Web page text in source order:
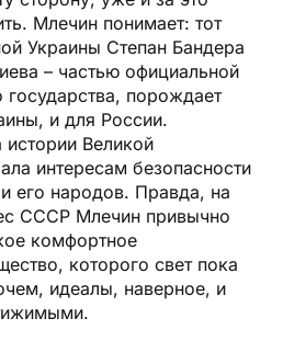
Млечин понимает: тот
Украины Степан Бандера
– частью официальной
государства, порождает
и для России.
истории Великой
интересам безопасности
его народов. Правда, на
СССР Млечин привычно
комфортное
которого свет пока
идеалы, наверное, и